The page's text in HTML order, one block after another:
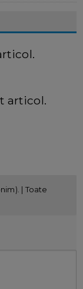
articol.
| Toate